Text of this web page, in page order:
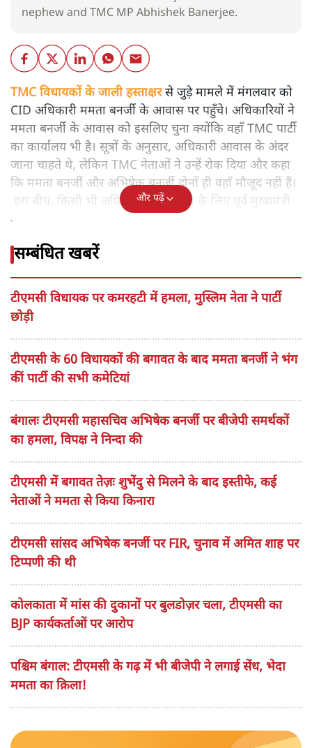
nephew and TMC MP Abhishek Banerjee.
TMC विधायकों के जाली हस्ताक्षरसे जुड़े मामले में मंगलवार को
CID अधिकारी ममता बनर्जी के आवास पर पहुँचे। अधिकारियों ने
ममता बनर्जी के आवास को इसलिए चुना क्योंकि वहाँ TMC पार्टी
का कार्यालय भी है। सूत्रों के अनुसार, अधिकारी आवास के अंदर
जाना चाहते थे, लेकिन TMC नेताओं ने उन्हें रोक दिया और कहा
कि ममता बनर्जी और अभिषेक बनर्जी दोनों ही वहाँ मौजूद नहीं हैं।
इस बीच, किसी भी अप्रिय स्थिति से बचने के लिए पूर्व मुख्यमंत्री
के घर के सामने केंद्रीय बलों की एक बड़ी टुकड़ी तैनात की गई है।
और पढ़ें
सम्बंधित खबरें
टीएमसी विधायक पर कमरहटी में हमला, मुस्लिम नेता ने पार्टी
छोड़ी
टीएमसी के 60 विधायकों की बगावत के बाद ममता बनर्जी ने भंग
कीं पार्टी की सभी कमेटियां
बंगालः टीएमसी महासचिव अभिषेक बनर्जी पर बीजेपी समर्थकों
का हमला, विपक्ष ने निन्दा की
टीएमसी में बगावत तेज़ः शुभेंदु से मिलने के बाद इस्तीफे, कई
नेताओं ने ममता से किया किनारा
टीएमसी सांसद अभिषेक बनर्जी पर FIR, चुनाव में अमित शाह पर
टिप्पणी की थी
कोलकाता में मांस की दुकानों पर बुलडोज़र चला, टीएमसी का
BJP कार्यकर्ताओं पर आरोप
पश्चिम बंगाल: टीएमसी के गढ़ में भी बीजेपी ने लगाई सेंध, भेदा
ममता का क़िला!